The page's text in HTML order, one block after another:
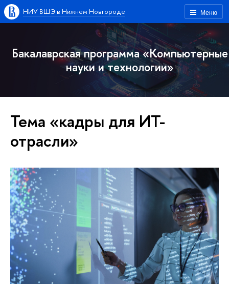
Меню
НИУ ВШЭ в Нижнем Новгороде
Бакалаврская программа «Компьютерные
науки и технологии»
Тема «кадры для ИТ-
отрасли»